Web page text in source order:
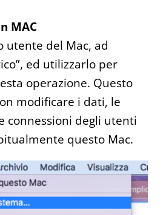
MAC
utente del Mac, ad
ed utilizzarlo per
operazione. Questo
modificare i dati, le
connessioni degli utenti
questo Mac.